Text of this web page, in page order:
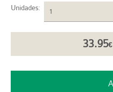
Unidades:
33.95€